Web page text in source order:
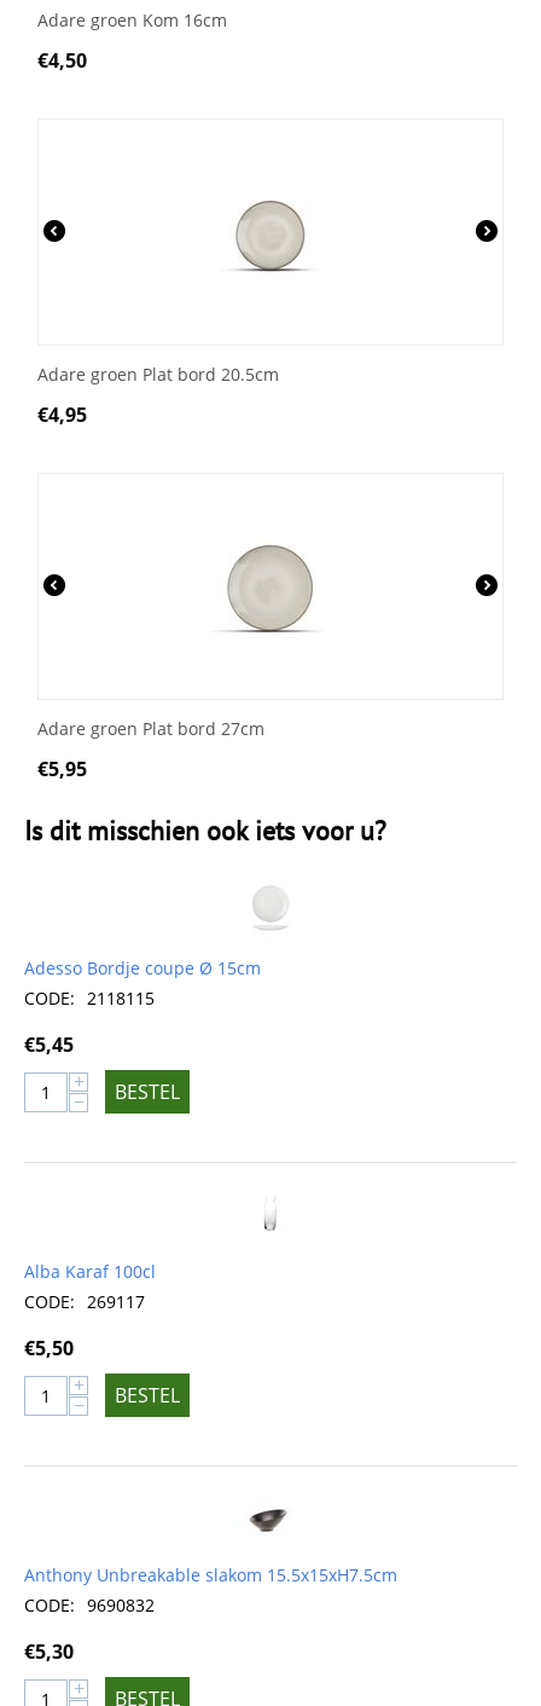
Adare groen Kom 16cm
€4,50
Adare groen Plat bord 20.5cm
€4,95
Adare groen Plat bord 27cm
€5,95
Is dit misschien ook iets voor u?
Adesso Bordje coupe Ø 15cm
CODE: 2118115
€5,45
+
− BESTEL
Alba Karaf 100cl
CODE: 269117
€5,50
+
− BESTEL
Anthony Unbreakable slakom 15.5x15xH7.5cm
CODE: 9690832
€5,30
+
BESTEL